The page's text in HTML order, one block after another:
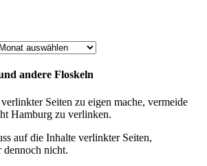
andere Floskeln
Seiten zu eigen mache, vermeide
Hamburg zu verlinken.
auf die Inhalte verlinkter Seiten,
dennoch nicht.